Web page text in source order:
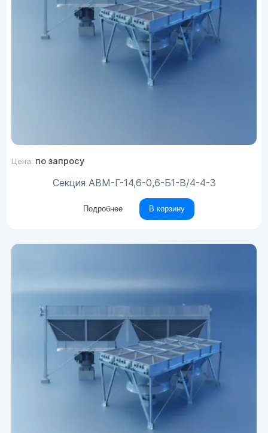
Цена: по запросу
Секция АВМ-Г-14,6-0,6-Б1-В/4-4-3
Подробнее В корзину